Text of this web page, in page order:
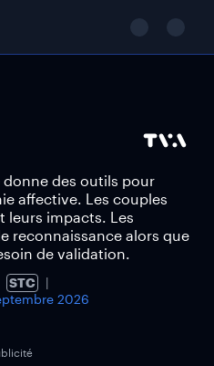
donne des outils pour
affective. Les couples
leurs impacts. Les
reconnaissance alors que
de validation.
STC
2026